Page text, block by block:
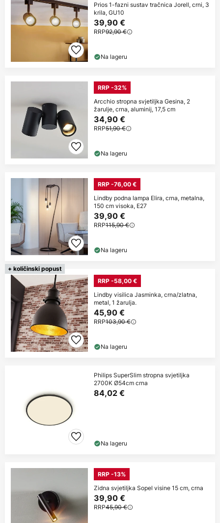
Prios 1-fazni sustav tračnica Jorell, crni, 3
krila, GU10
39,90 €
RRP92,90 €
Na lageru
RRP -32%
Arcchio stropna svjetiljka Gesina, 2
žarulje, crna, aluminij, 17,5 cm
34,90 €
RRP51,90 €
Na lageru
RRP -76,00 €
Lindby podna lampa Elira, crna, metalna,
150 cm visoka, E27
39,90 €
RRP115,90 €
Na lageru
+ količinski popust
RRP -58,00 €
Lindby visilica Jasminka, crna/zlatna,
metal, 1 žarulja.
45,90 €
RRP103,90 €
Na lageru
Philips SuperSlim stropna svjetiljka
2700K Ø54cm crna
84,02 €
Na lageru
RRP -13%
Zidna svjetiljka Sopel visine 15 cm, crna
39,90 €
RRP45,90 €